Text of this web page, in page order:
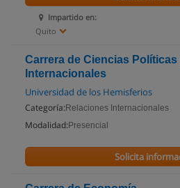
Impartido en:
Quito
Carrera de Ciencias
Internacionales
Universidad de los Hemisferios
Categoría: Relaciones Internacionales
Modalidad: Presencial
Solicita